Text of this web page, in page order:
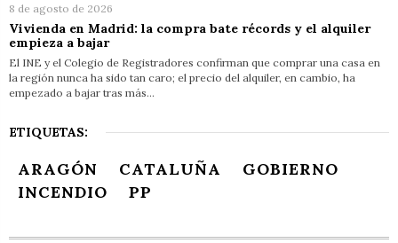
8 de agosto de 2026
Vivienda en Madrid: la compra bate récords y el alquiler
empieza a bajar
El INE y el Colegio de Registradores confirman que comprar una casa en
la región nunca ha sido tan caro; el precio del alquiler, en cambio, ha
empezado a bajar tras más…
ETIQUETAS:
ARAGÓN CATALUÑA
GOBIERNO
INCENDIO
PP